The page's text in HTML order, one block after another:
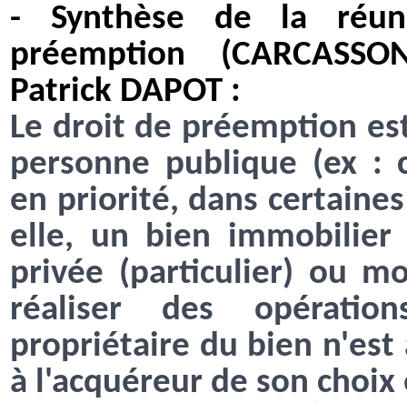
- Synthèse de la
préemption
Patrick DAPOT :
Le droit de préemption
personne publique (ex :
en priorité, dans
elle, un bien immobilier
privée (particulier) ou
réaliser des
propriétaire du bien n'est
à l'acquéreur de son